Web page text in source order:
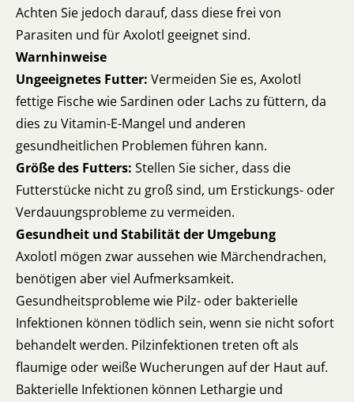
Achten Sie jedoch darauf, dass diese frei von
Parasiten und für Axolotl geeignet sind.
Warnhinweise
Ungeeignetes Futter: Vermeiden Sie es, Axolotl
fettige Fische wie Sardinen oder Lachs zu füttern, da
dies zu Vitamin-E-Mangel und anderen
gesundheitlichen Problemen führen kann.
Größe des Futters: Stellen Sie sicher, dass die
Futterstücke nicht zu groß sind, um Erstickungs- oder
Verdauungsprobleme zu vermeiden.
Gesundheit und Stabilität der Umgebung
Axolotl mögen zwar aussehen wie Märchendrachen,
benötigen aber viel Aufmerksamkeit.
Gesundheitsprobleme wie Pilz- oder bakterielle
Infektionen können tödlich sein, wenn sie nicht sofort
behandelt werden. Pilzinfektionen treten oft als
flaumige oder weiße Wucherungen auf der Haut auf.
Bakterielle Infektionen können Lethargie und